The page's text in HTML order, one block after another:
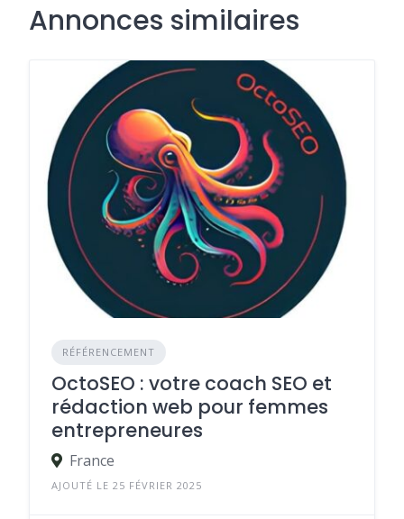
Annonces similaires
RÉFÉRENCEMENT
OctoSEO : votre coach SEO et
rédaction web pour femmes
entrepreneures
France
AJOUTÉ LE 25 FÉVRIER 2025